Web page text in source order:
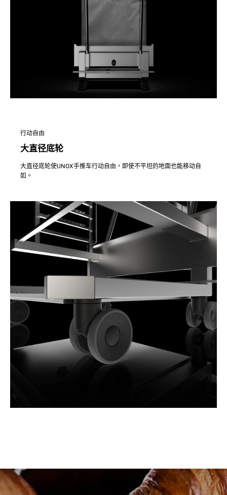
行动自由
大直径底轮
大直径底轮使UNOX手推车行动自由，即使不平坦的地面也能移动自
如。